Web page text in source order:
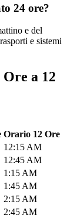
24 ore?
e del
e sistemi
a 12
Orario 12 Ore
12:15 AM
12:45 AM
1:15 AM
1:45 AM
2:15 AM
2:45 AM